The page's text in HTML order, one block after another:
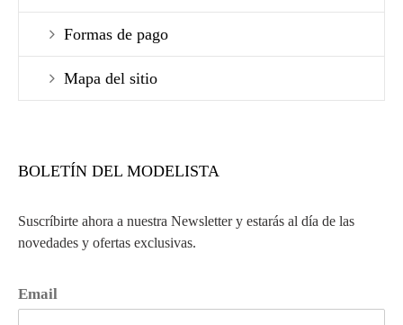
Formas de pago
Mapa del sitio
BOLETÍN DEL MODELISTA
Suscríbirte ahora a nuestra Newsletter y estarás al día de las
novedades y ofertas exclusivas.
Email